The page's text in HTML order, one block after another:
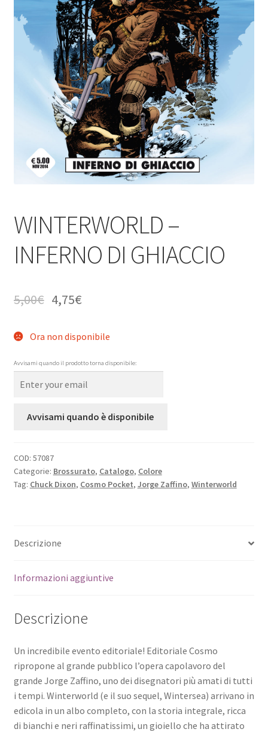
WINTERWORLD –
INFERNO DI GHIACCIO
5,00€ 4,75€
Ora non disponibile
Avvisami quando il prodotto torna disponibile:
Avvisami quando è disponibile
COD: 57087
Categorie: Brossurato, Catalogo, Colore
Tag: Chuck Dixon, Cosmo Pocket, Jorge Zaffino, Winterworld
Descrizione
Informazioni aggiuntive
Descrizione
Un incredibile evento editoriale! Editoriale Cosmo
ripropone al grande pubblico l’opera capolavoro del
grande Jorge Zaffino, uno dei disegnatori più amati di tutti
i tempi. Winterworld (e il suo sequel, Wintersea) arrivano in
edicola in un albo completo, con la storia integrale, ricca
di bianchi e neri raffinatissimi, un gioiello che ha attirato